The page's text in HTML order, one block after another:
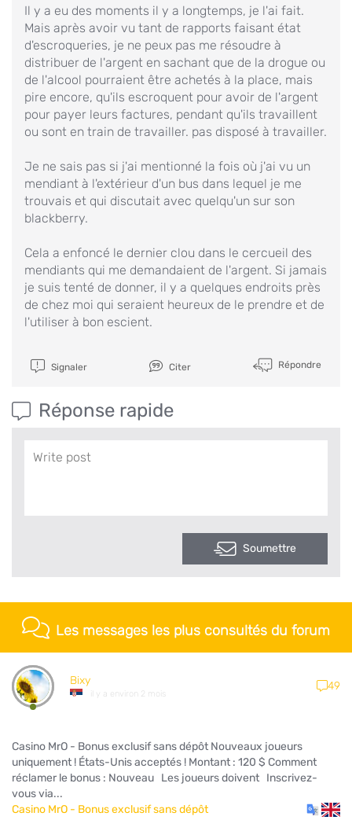
Il y a eu des moments il y a longtemps, je l'ai fait.
Mais après avoir vu tant de rapports faisant état
d'escroqueries, je ne peux pas me résoudre à
distribuer de l'argent en sachant que de la drogue ou
de l'alcool pourraient être achetés à la place, mais
pire encore, qu'ils escroquent pour avoir de l'argent
pour payer leurs factures, pendant qu'ils travaillent
ou sont en train de travailler. pas disposé à travailler.
Je ne sais pas si j'ai mentionné la fois où j'ai vu un
mendiant à l'extérieur d'un bus dans lequel je me
trouvais et qui discutait avec quelqu'un sur son
blackberry.
Cela a enfoncé le dernier clou dans le cercueil des
mendiants qui me demandaient de l'argent. Si jamais
je suis tenté de donner, il y a quelques endroits près
de chez moi qui seraient heureux de le prendre et de
l'utiliser à bon escient.
Signaler Citer Répondre
Réponse rapide
Soumettre
Les messages les plus consultés du forum
Bixy
il y a environ 2 mois
49
Casino MrO - Bonus exclusif sans dépôt Nouveaux joueurs
uniquement ! États-Unis acceptés ! Montant : 120 $ Comment
réclamer le bonus : Nouveau Les joueurs doivent Inscrivez-
vous via...
Casino MrO - Bonus exclusif sans dépôt